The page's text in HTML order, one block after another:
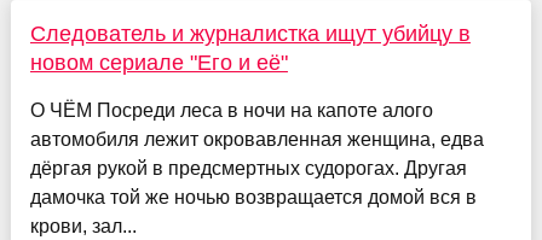
Следователь и журналистка ищут убийцу в
новом сериале "Его и её"
О ЧЁМ Посреди леса в ночи на капоте алого
автомобиля лежит окровавленная женщина, едва
дёргая рукой в предсмертных судорогах. Другая
дамочка той же ночью возвращается домой вся в
крови, зал...